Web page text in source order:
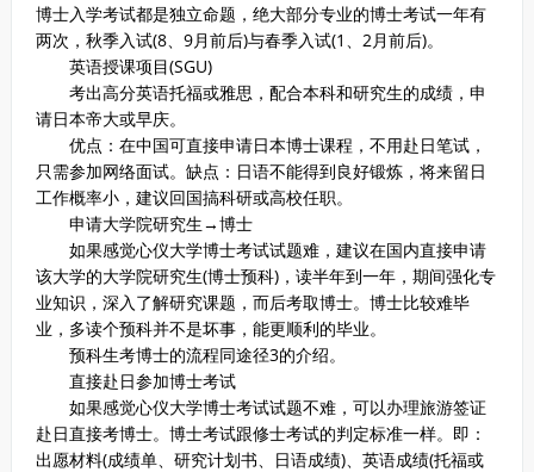
博士入学考试都是独立命题，绝大部分专业的博士考试一年有
两次，秋季入试(8、9月前后)与春季入试(1、2月前后)。
英语授课项目(SGU)
考出高分英语托福或雅思，配合本科和研究生的成绩，申
请日本帝大或早庆。
优点：在中国可直接申请日本博士课程，不用赴日笔试，
只需参加网络面试。缺点：日语不能得到良好锻炼，将来留日
工作概率小，建议回国搞科研或高校任职。
申请大学院研究生→博士
如果感觉心仪大学博士考试试题难，建议在国内直接申请
该大学的大学院研究生(博士预科)，读半年到一年，期间强化专
业知识，深入了解研究课题，而后考取博士。博士比较难毕
业，多读个预科并不是坏事，能更顺利的毕业。
预科生考博士的流程同途径3的介绍。
直接赴日参加博士考试
如果感觉心仪大学博士考试试题不难，可以办理旅游签证
赴日直接考博士。博士考试跟修士考试的判定标准一样。即：
出愿材料(成绩单、研究计划书、日语成绩)、英语成绩(托福或